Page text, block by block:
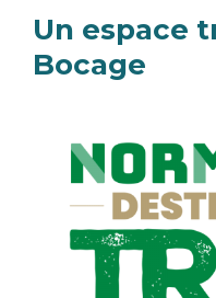
Un espace
Bocage